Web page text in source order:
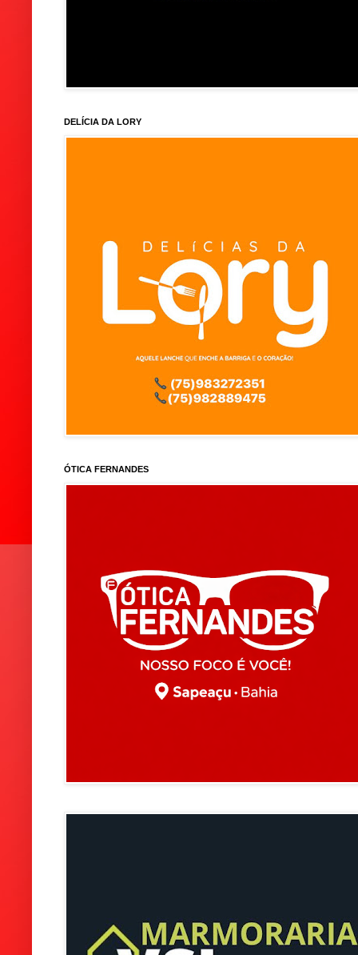
DELÍCIA DA LORY
ÓTICA FERNANDES